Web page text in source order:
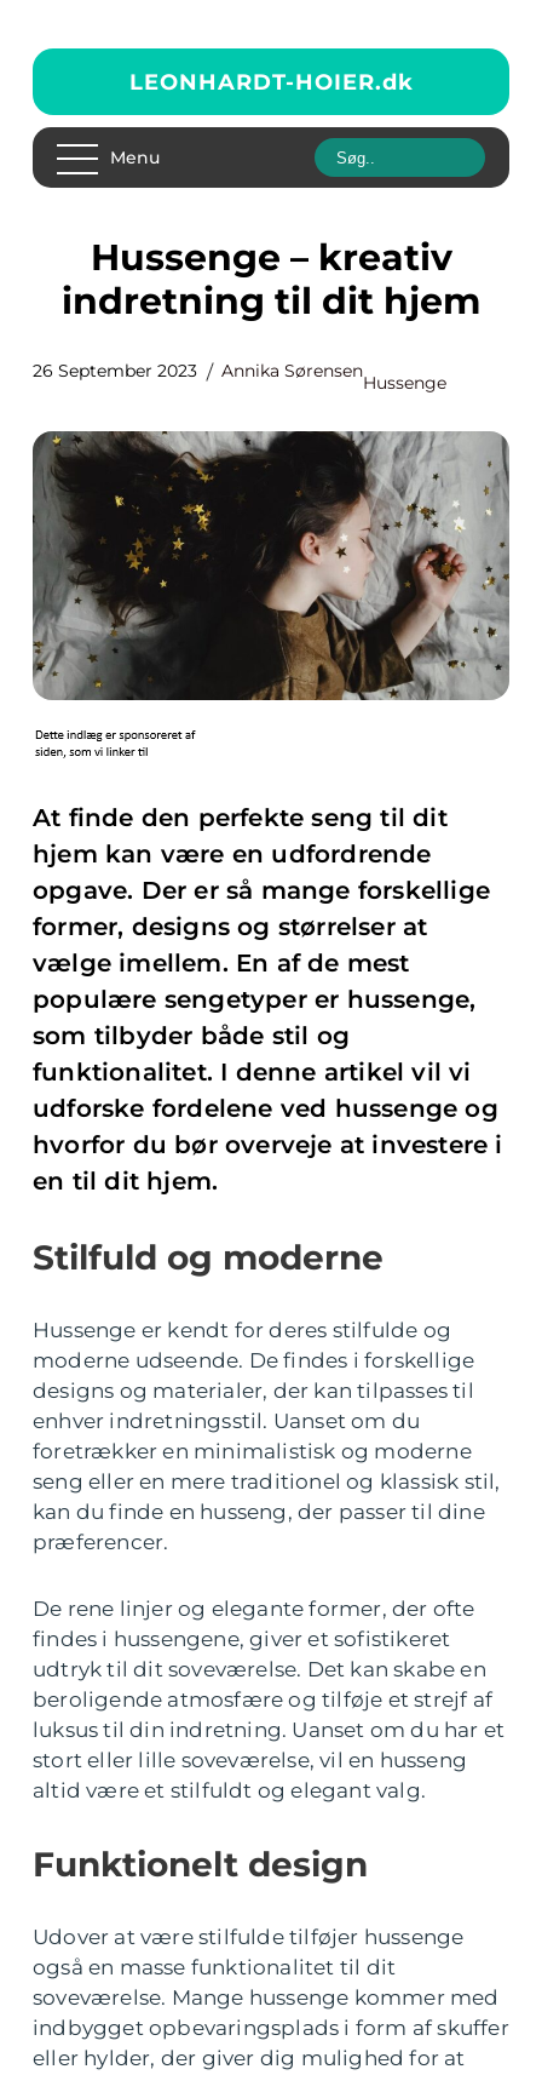
LEONHARDT-HOIER.dk
Menu
Hussenge – kreativ
indretning til dit hjem
26 September 2023 Annika Sørensen
Hussenge
At finde den perfekte seng til dit
hjem kan være en udfordrende
opgave. Der er så mange forskellige
former, designs og størrelser at
vælge imellem. En af de mest
populære sengetyper er hussenge,
som tilbyder både stil og
funktionalitet. I denne artikel vil vi
udforske fordelene ved hussenge og
hvorfor du bør overveje at investere i
en til dit hjem.
Stilfuld og moderne
Hussenge er kendt for deres stilfulde og
moderne udseende. De findes i forskellige
designs og materialer, der kan tilpasses til
enhver indretningsstil. Uanset om du
foretrækker en minimalistisk og moderne
seng eller en mere traditionel og klassisk stil,
kan du finde en husseng, der passer til dine
præferencer.
De rene linjer og elegante former, der ofte
findes i hussengene, giver et sofistikeret
udtryk til dit soveværelse. Det kan skabe en
beroligende atmosfære og tilføje et strejf af
luksus til din indretning. Uanset om du har et
stort eller lille soveværelse, vil en husseng
altid være et stilfuldt og elegant valg.
Funktionelt design
Udover at være stilfulde tilføjer hussenge
også en masse funktionalitet til dit
soveværelse. Mange hussenge kommer med
indbygget opbevaringsplads i form af skuffer
eller hylder, der giver dig mulighed for at